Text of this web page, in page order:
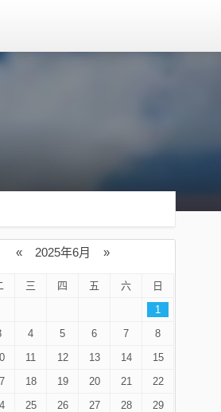
« 2025年6月 »
三 四 五 六
日
1
4 5 6 7
8
11 12 13 14
15
18 19 20 21
22
25 26 27 28
29